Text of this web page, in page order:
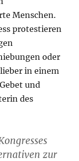
Menschen.
protestieren
oder
in einem
und
des
zur